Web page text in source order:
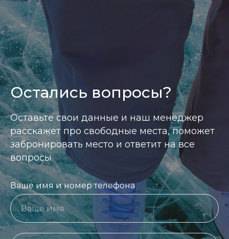
Информация размещенная на сайте носит
Остались вопросы?
Оставьте свои данные и наш менеджер
расскажет про свободные места, поможет
забронировать место и ответит на все
вопросы
Ваше имя и номер телефона